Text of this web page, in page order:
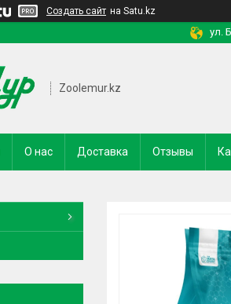
Создать сайт на Satu.kz
ул.
Zoolemur.kz
О нас Доставка Отзывы